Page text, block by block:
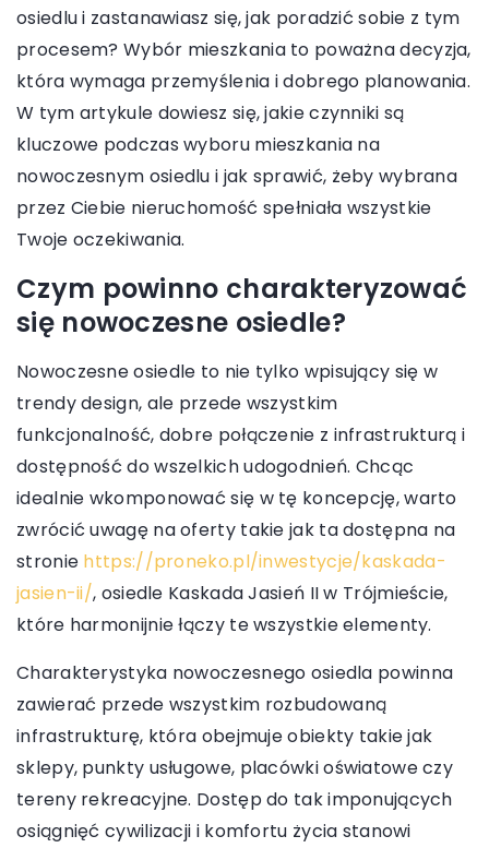
osiedlu i zastanawiasz się, jak poradzić sobie z tym
procesem? Wybór mieszkania to poważna decyzja,
która wymaga przemyślenia i dobrego planowania.
W tym artykule dowiesz się, jakie czynniki są
kluczowe podczas wyboru mieszkania na
nowoczesnym osiedlu i jak sprawić, żeby wybrana
przez Ciebie nieruchomość spełniała wszystkie
Twoje oczekiwania.
Czym powinno charakteryzować
się nowoczesne osiedle?
Nowoczesne osiedle to nie tylko wpisujący się w
trendy design, ale przede wszystkim
funkcjonalność, dobre połączenie z infrastrukturą i
dostępność do wszelkich udogodnień. Chcąc
idealnie wkomponować się w tę koncepcję, warto
zwrócić uwagę na oferty takie jak ta dostępna na
stronie https://proneko.pl/inwestycje/kaskada-
jasien-ii/, osiedle Kaskada Jasień II w Trójmieście,
które harmonijnie łączy te wszystkie elementy.
Charakterystyka nowoczesnego osiedla powinna
zawierać przede wszystkim rozbudowaną
infrastrukturę, która obejmuje obiekty takie jak
sklepy, punkty usługowe, placówki oświatowe czy
tereny rekreacyjne. Dostęp do tak imponujących
osiągnięć cywilizacji i komfortu życia stanowi